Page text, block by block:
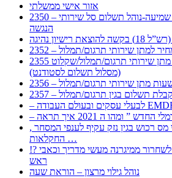
אזור אישי ממשלתי
2350 – מידע לסטודנט עם לקות שמיעה-נוהל תשלום סל שירותי
הנגשה
רישיון נהיגה
מחיר למתן שירותי תרגום/תמלול
2355 דרישה לתשלום עבור מתן שירותי תרגום/תמלול/שקלוט
(מסלול תשלום לסטודנט)
שעות מתן שירותי תרגום/תמלול
קבלת תשלום בגין תרגום/תמלול
” ומהו ה 2021 איך תראה
, התעשייה , פיצויי מס רכוש בגין נזק עקיף לענפי המסחר
החקלאות …
!? איך להפרד מהמיגרנה לשחרור ממיגרנה מעשי מדריך וכאבי
ראש
נוהל גילוי מרצון – הוראת שעה